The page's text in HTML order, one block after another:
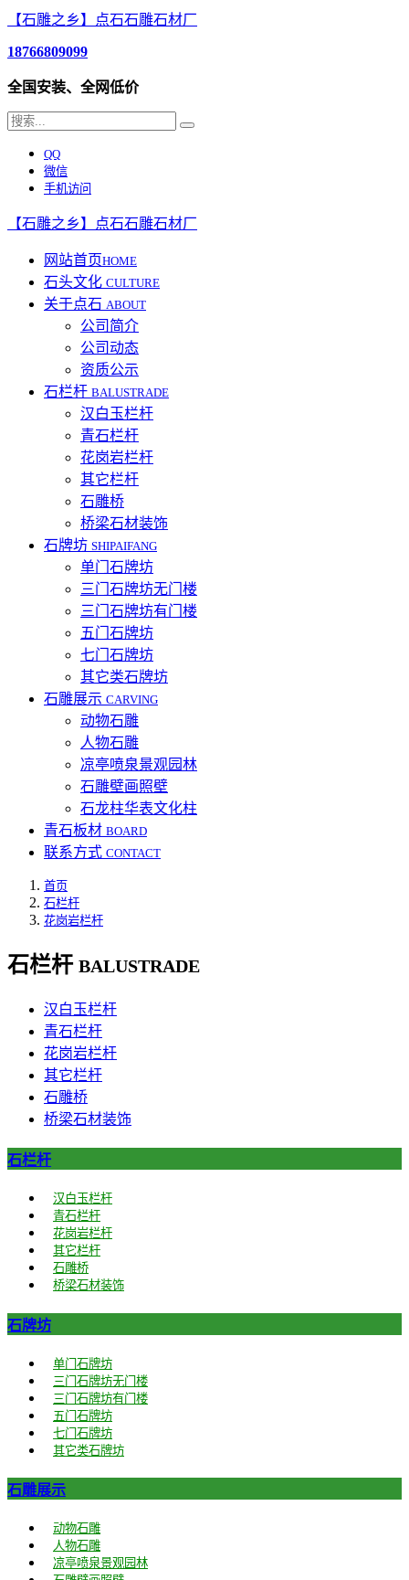
【石雕之乡】点石石雕石材厂
18766809099
全国安装、全网低价
QQ
微信
手机访问
【石雕之乡】点石石雕石材厂
网站首页HOME
石头文化 CULTURE
关于点石 ABOUT
公司简介
公司动态
资质公示
石栏杆 BALUSTRADE
汉白玉栏杆
青石栏杆
花岗岩栏杆
其它栏杆
石雕桥
桥梁石材装饰
石牌坊 SHIPAIFANG
单门石牌坊
三门石牌坊无门楼
三门石牌坊有门楼
五门石牌坊
七门石牌坊
其它类石牌坊
石雕展示 CARVING
动物石雕
人物石雕
凉亭喷泉景观园林
石雕壁画照壁
石龙柱华表文化柱
青石板材 BOARD
联系方式 CONTACT
首页
石栏杆
花岗岩栏杆
石栏杆 BALUSTRADE
汉白玉栏杆
青石栏杆
花岗岩栏杆
其它栏杆
石雕桥
桥梁石材装饰
石栏杆
汉白玉栏杆
青石栏杆
花岗岩栏杆
其它栏杆
石雕桥
桥梁石材装饰
石牌坊
单门石牌坊
三门石牌坊无门楼
三门石牌坊有门楼
五门石牌坊
七门石牌坊
其它类石牌坊
石雕展示
动物石雕
人物石雕
凉亭喷泉景观园林